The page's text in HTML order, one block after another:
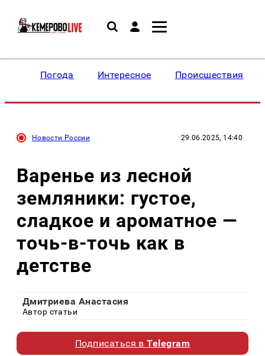
Погода Интересное Происшествия
Новости России 29.06.2025, 14:40
Варенье из лесной
земляники: густое,
сладкое и ароматное —
точь-в-точь как в
детстве
Дмитриева Анастасия
Автор статьи
Подписаться вTelegram